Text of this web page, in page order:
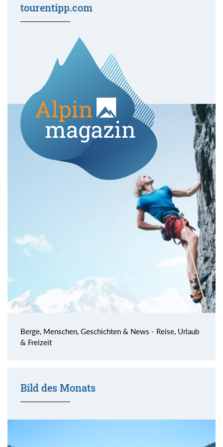
tourentipp.com
Berge, Menschen, Geschichten & News - Reise, Urlaub
& Freizeit
Bild des Monats